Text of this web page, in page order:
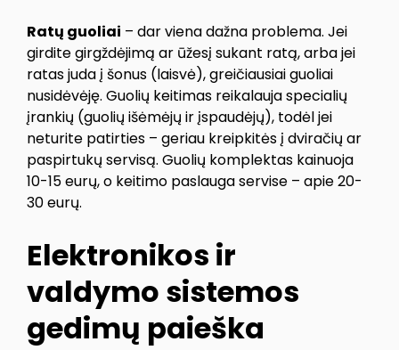
Ratų guoliai – dar viena dažna problema. Jei
girdite girgždėjimą ar ūžesį sukant ratą, arba jei
ratas juda į šonus (laisvė), greičiausiai guoliai
nusidėvėję. Guolių keitimas reikalauja specialių
įrankių (guolių išėmėjų ir įspaudėjų), todėl jei
neturite patirties – geriau kreipkitės į dviračių ar
paspirtukų servisą. Guolių komplektas kainuoja
10-15 eurų, o keitimo paslauga servise – apie 20-
30 eurų.
Elektronikos ir
valdymo sistemos
gedimų paieška